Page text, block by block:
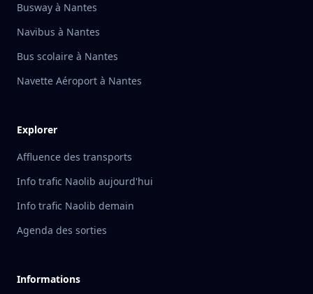
Busway à Nantes
Navibus à Nantes
Bus scolaire à Nantes
Navette Aéroport à Nantes
Explorer
Affluence des transports
Info trafic Naolib aujourd'hui
Info trafic Naolib demain
Agenda des sorties
Informations